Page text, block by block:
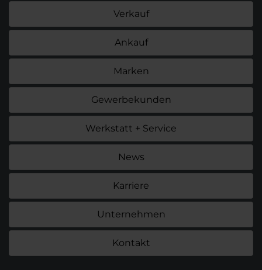
Verkauf
Ankauf
Marken
Gewerbekunden
Werkstatt + Service
News
Karriere
Unternehmen
Kontakt